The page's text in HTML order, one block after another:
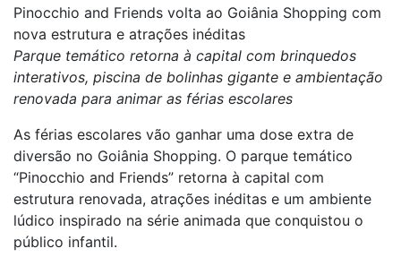
Pinocchio and Friends volta ao Goiânia Shopping com
nova estrutura e atrações inéditas
Parque temático retorna à capital com brinquedos
interativos, piscina de bolinhas gigante e ambientação
renovada para animar as férias escolares
As férias escolares vão ganhar uma dose extra de
diversão no Goiânia Shopping. O parque temático
“Pinocchio and Friends” retorna à capital com
estrutura renovada, atrações inéditas e um ambiente
lúdico inspirado na série animada que conquistou o
público infantil.